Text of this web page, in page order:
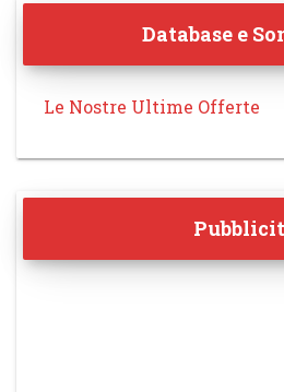
Database e
Le Nostre Ultime Offerte